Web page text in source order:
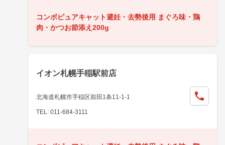
コンボピュアキャット避妊・去勢後用 まぐろ味・鶏
肉・かつお節添え200g
イオン札幌手稲駅前店
北海道札幌市手稲区前田1条11-1-1
TEL: 011-684-3111